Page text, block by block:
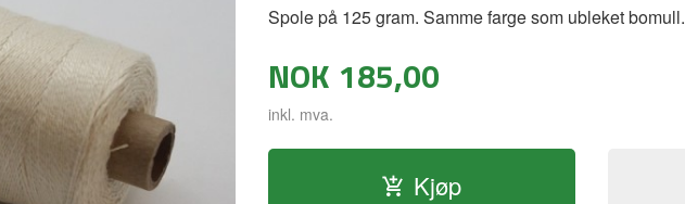
Spole på 125 gram. Samme farge som ubleket bomull.
NOK 185,00
inkl. mva.
Kjøp